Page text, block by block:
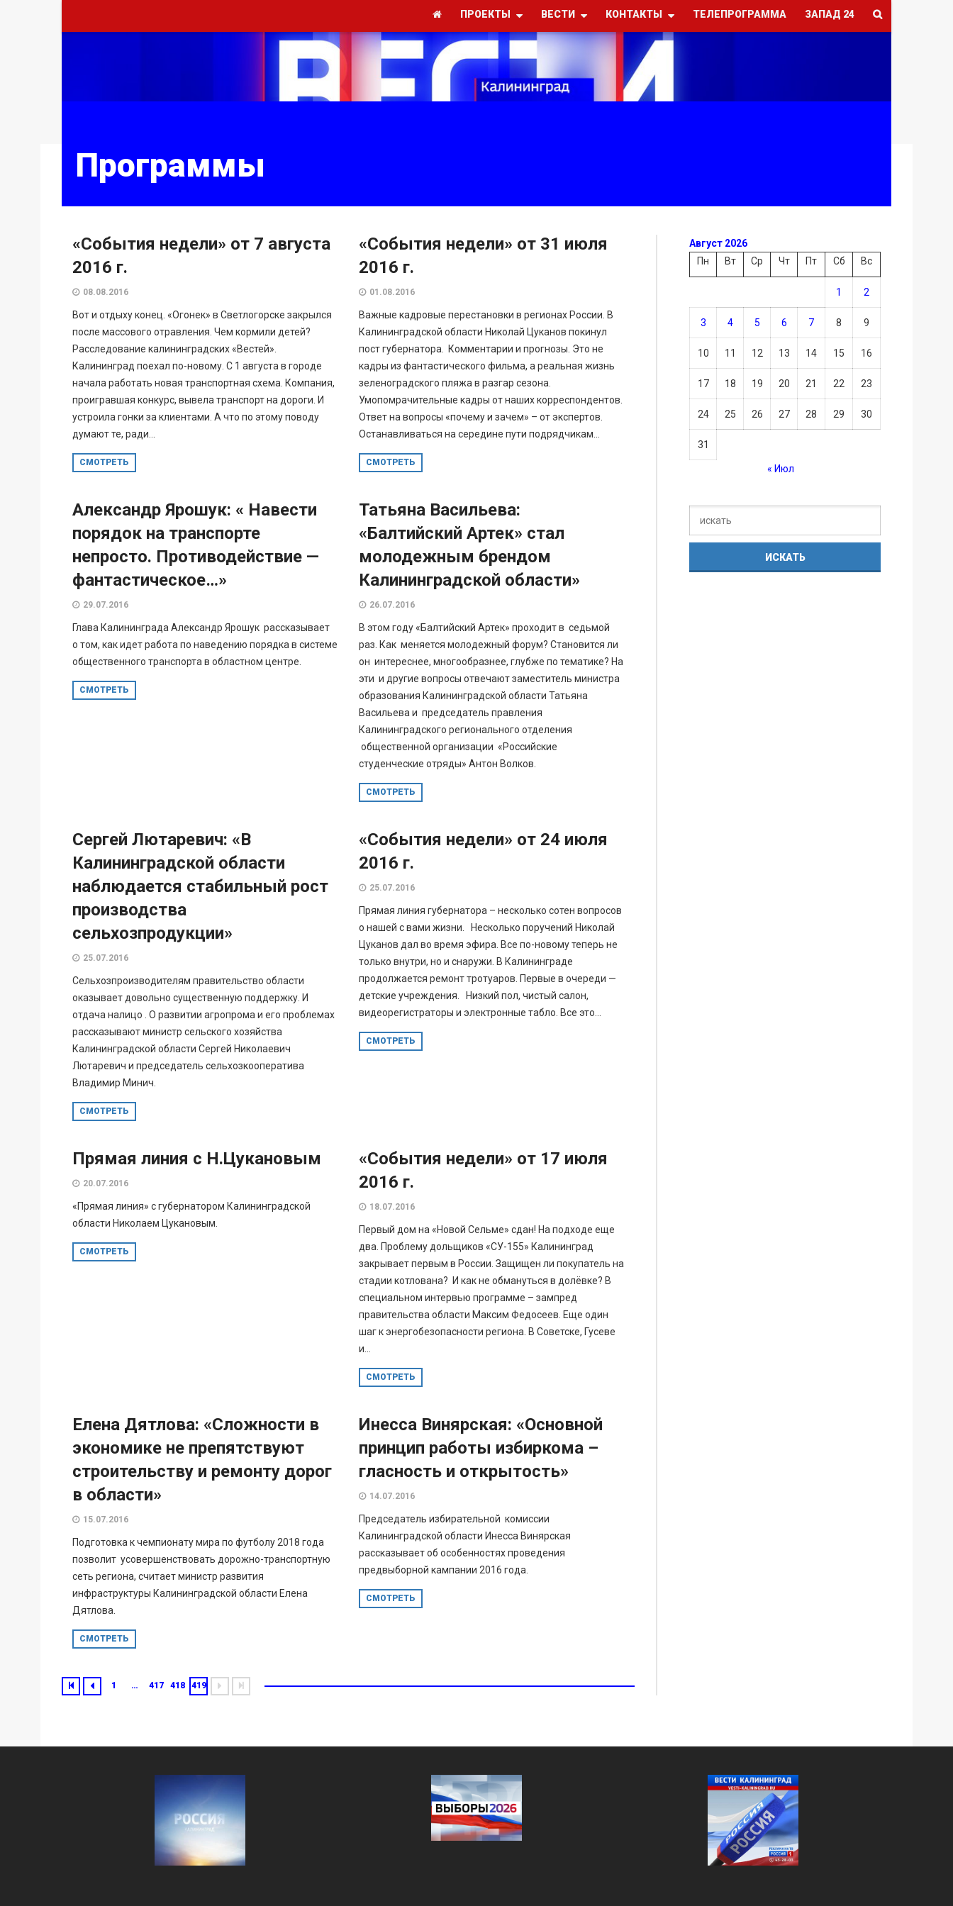
ПРОЕКТЫ ВЕСТИ КОНТАКТЫ ТЕЛЕПРОГРАММА ЗАПАД 24
Программы
«События недели» от 7 августа
2016 г.
08.08.2016
Вот и отдыху конец. «Огонек» в Светлогорске закрылся
после массового отравления. Чем кормили детей?
Расследование калининградских «Вестей».
Калининград поехал по-новому. С 1 августа в городе
начала работать новая транспортная схема. Компания,
проигравшая конкурс, вывела транспорт на дороги. И
устроила гонки за клиентами. А что по этому поводу
думают те, ради...
СМОТРЕТЬ
«События недели» от 31 июля
2016 г.
01.08.2016
Важные кадровые перестановки в регионах России. В
Калининградской области Николай Цуканов покинул
пост губернатора. Комментарии и прогнозы. Это не
кадры из фантастического фильма, а реальная жизнь
зеленоградского пляжа в разгар сезона.
Умопомрачительные кадры от наших корреспондентов.
Ответ на вопросы «почему и зачем» – от экспертов.
Останавливаться на середине пути подрядчикам...
СМОТРЕТЬ
Александр Ярошук: « Навести
порядок на транспорте
непросто. Противодействие —
фантастическое…»
29.07.2016
Глава Калининграда Александр Ярошук рассказывает
о том, как идет работа по наведению порядка в системе
общественного транспорта в областном центре.
СМОТРЕТЬ
Татьяна Васильева:
«Балтийский Артек» стал
молодежным брендом
Калининградской области»
26.07.2016
В этом году «Балтийский Артек» проходит в седьмой
раз. Как меняется молодежный форум? Становится ли
он интереснее, многообразнее, глубже по тематике? На
эти и другие вопросы отвечают заместитель министра
образования Калининградской области Татьяна
Васильева и председатель правления
Калининградского регионального отделения
общественной организации «Российские
студенческие отряды» Антон Волков.
СМОТРЕТЬ
Сергей Лютаревич: «В
Калининградской области
наблюдается стабильный рост
производства
сельхозпродукции»
25.07.2016
Сельхозпроизводителям правительство области
оказывает довольно существенную поддержку. И
отдача налицо . О развитии агропрома и его проблемах
рассказывают министр сельского хозяйства
Калининградской области Сергей Николаевич
Лютаревич и председатель сельхозкооператива
Владимир Минич.
СМОТРЕТЬ
«События недели» от 24 июля
2016 г.
25.07.2016
Прямая линия губернатора – несколько сотен вопросов
о нашей с вами жизни. Несколько поручений Николай
Цуканов дал во время эфира. Все по-новому теперь не
только внутри, но и снаружи. В Калининграде
продолжается ремонт тротуаров. Первые в очереди —
детские учреждения. Низкий пол, чистый салон,
видеорегистраторы и электронные табло. Все это...
СМОТРЕТЬ
Прямая линия с Н.Цукановым
20.07.2016
«Прямая линия» с губернатором Калининградской
области Николаем Цукановым.
СМОТРЕТЬ
«События недели» от 17 июля
2016 г.
18.07.2016
Первый дом на «Новой Сельме» сдан! На подходе еще
два. Проблему дольщиков «СУ-155» Калининград
закрывает первым в России. Защищен ли покупатель на
стадии котлована? И как не обмануться в долёвке? В
специальном интервью программе – зампред
правительства области Максим Федосеев. Еще один
шаг к энергобезопасности региона. В Советске, Гусеве
и...
СМОТРЕТЬ
Елена Дятлова: «Сложности в
экономике не препятствуют
строительству и ремонту дорог
в области»
15.07.2016
Подготовка к чемпионату мира по футболу 2018 года
позволит усовершенствовать дорожно-транспортную
сеть региона, считает министр развития
инфраструктуры Калининградской области Елена
Дятлова.
СМОТРЕТЬ
Инесса Винярская: «Основной
принцип работы избиркома –
гласность и открытость»
14.07.2016
Председатель избирательной комиссии
Калининградской области Инесса Винярская
рассказывает об особенностях проведения
предвыборной кампании 2016 года.
СМОТРЕТЬ
1 … 417 418 419
Август 2026
Пн
Вт Ср Чт Пт Сб Вс
1 2
3 4 5 6 7 8 9
10 11 12 13 14 15 16
17 18 19 20 21 22 23
24 25 26 27 28 29 30
31
« Июл